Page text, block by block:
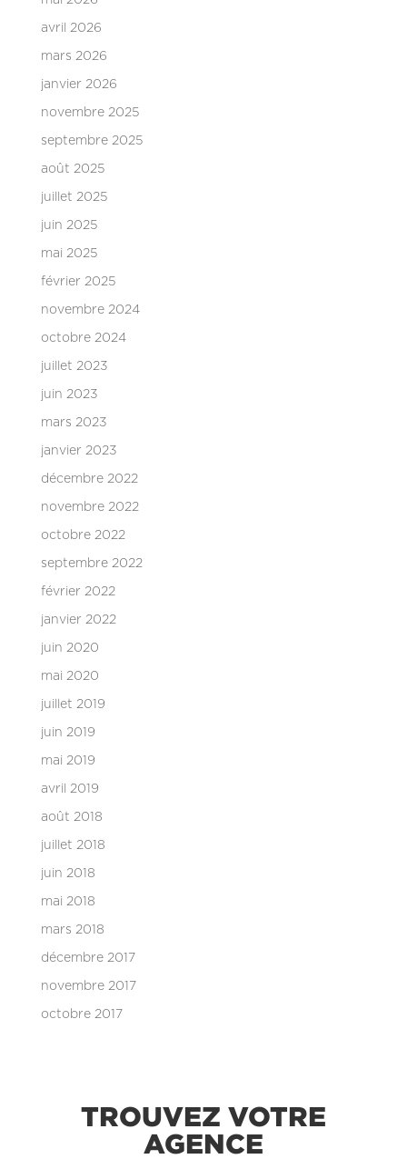
avril 2026
mars 2026
janvier 2026
novembre 2025
septembre 2025
août 2025
juillet 2025
juin 2025
mai 2025
février 2025
novembre 2024
octobre 2024
juillet 2023
juin 2023
mars 2023
janvier 2023
décembre 2022
novembre 2022
octobre 2022
septembre 2022
février 2022
janvier 2022
juin 2020
mai 2020
juillet 2019
juin 2019
mai 2019
avril 2019
août 2018
juillet 2018
juin 2018
mai 2018
mars 2018
décembre 2017
novembre 2017
octobre 2017
TROUVEZ VOTRE
AGENCE